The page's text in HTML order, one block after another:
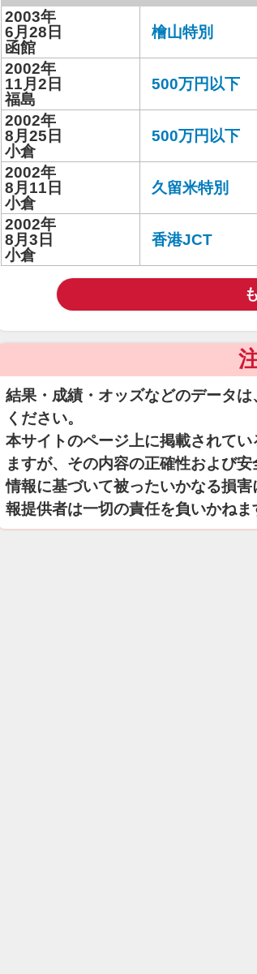
2003年
6月28日
函館
檜山特別
2002年
11月2日
福島
500万円以下
2002年
8月25日
小倉
500万円以下
2002年
8月11日
小倉
久留米特別
2002年
8月3日
小倉
香港JCT
結果・成績・オッズなどのデータ
ください。
本サイトのページ上に掲載されて
ますが、その内容の正確性および
情報に基づいて被ったいかなる損
報提供者は一切の責任を負いかねま